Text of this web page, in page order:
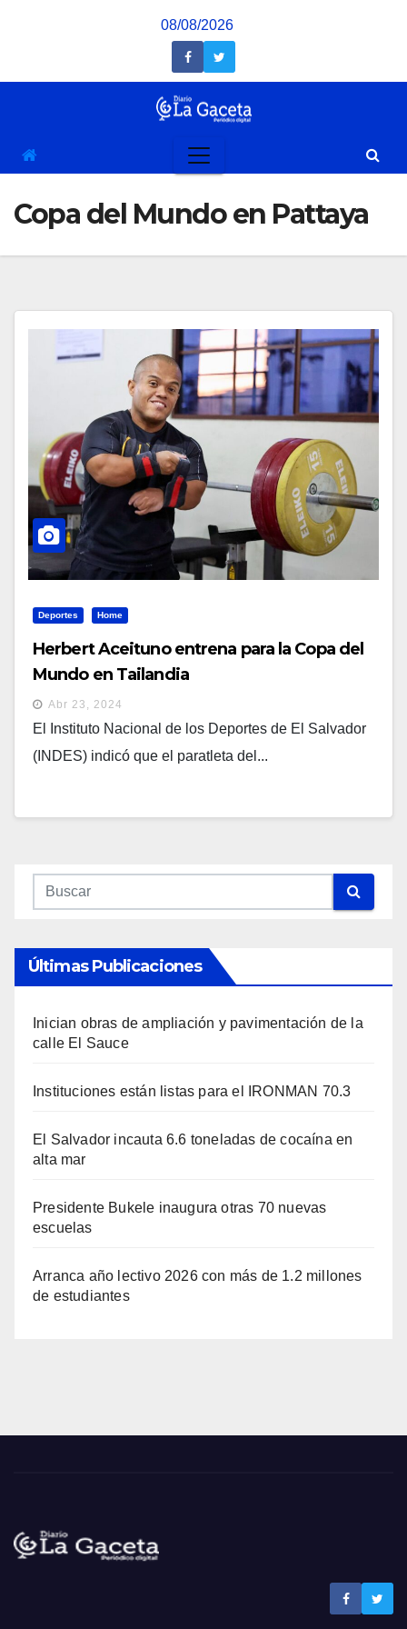
08/08/2026
Copa del Mundo en Pattaya
Deportes Home
Herbert Aceituno entrena para la Copa del
Mundo en Tailandia
Abr 23, 2024
El Instituto Nacional de los Deportes de El Salvador
(INDES) indicó que el paratleta del...
Últimas Publicaciones
Inician obras de ampliación y pavimentación de la
calle El Sauce
Instituciones están listas para el IRONMAN 70.3
El Salvador incauta 6.6 toneladas de cocaína en
alta mar
Presidente Bukele inaugura otras 70 nuevas
escuelas
Arranca año lectivo 2026 con más de 1.2 millones
de estudiantes